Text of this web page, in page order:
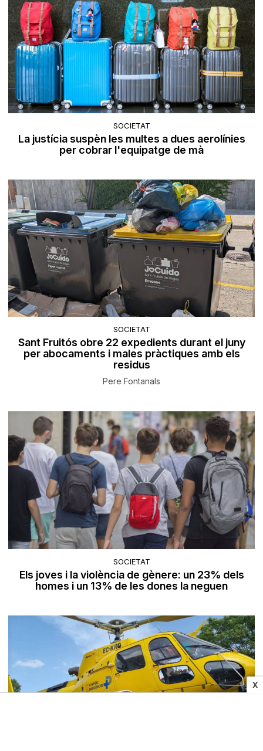
X
SOCIETAT
La justícia suspèn les multes a dues aerolínies
per cobrar l'equipatge de mà
SOCIETAT
Sant Fruitós obre 22 expedients durant el juny
per abocaments i males pràctiques amb els
residus
Pere Fontanals
SOCIETAT
Els joves i la violència de gènere: un 23% dels
homes i un 13% de les dones la neguen